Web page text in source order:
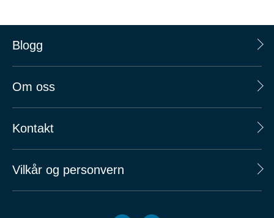
Blogg
Om oss
Kontakt
Vilkår og personvern